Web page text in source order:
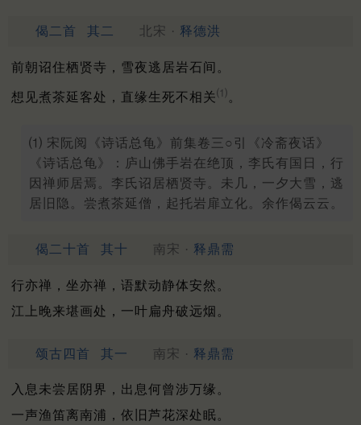
偈二首 其二 北宋 · 释德洪
前朝诏住栖贤寺，雪夜逃居岩石间。
想见煮茶延客处，直缘生死不相关⑴ 。
⑴ 宋阮阅《诗话总龟》前集卷三○引《冷斋夜话》
《诗话总龟》：庐山佛手岩在绝顶，李氏有国日，行
因禅师居焉。李氏诏居栖贤寺。未几，一夕大雪，逃
居旧隐。尝煮茶延僧，起托岩扉立化。余作偈云云。
偈二十首 其十 南宋 · 释鼎需
行亦禅，坐亦禅，语默动静体安然。
江上晚来堪画处，一叶扁舟破远烟。
颂古四首 其一 南宋 · 释鼎需
入息未尝居阴界，出息何曾涉万缘。
一声渔笛离南浦，依旧芦花深处眠。